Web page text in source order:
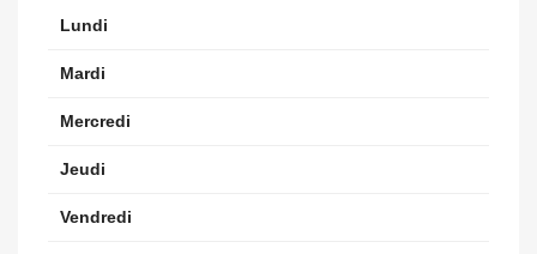
Lundi
Mardi
Mercredi
Jeudi
Vendredi